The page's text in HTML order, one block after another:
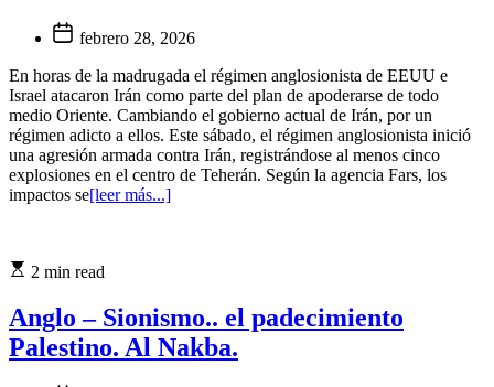
febrero 28, 2026
En horas de la madrugada el régimen anglosionista de EEUU e
Israel atacaron Irán como parte del plan de apoderarse de todo
medio Oriente. Cambiando el gobierno actual de Irán, por un
régimen adicto a ellos. Este sábado, el régimen anglosionista inició
una agresión armada contra Irán, registrándose al menos cinco
explosiones en el centro de Teherán. Según la agencia Fars, los
impactos se[leer más...]
2 min read
Anglo – Sionismo.. el padecimiento
Palestino. Al Nakba.